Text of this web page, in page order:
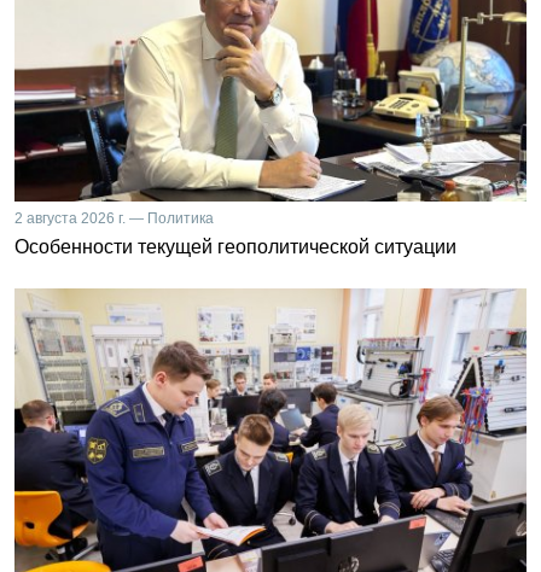
2 августа 2026 г. — Политика
Особенности текущей геополитической ситуации